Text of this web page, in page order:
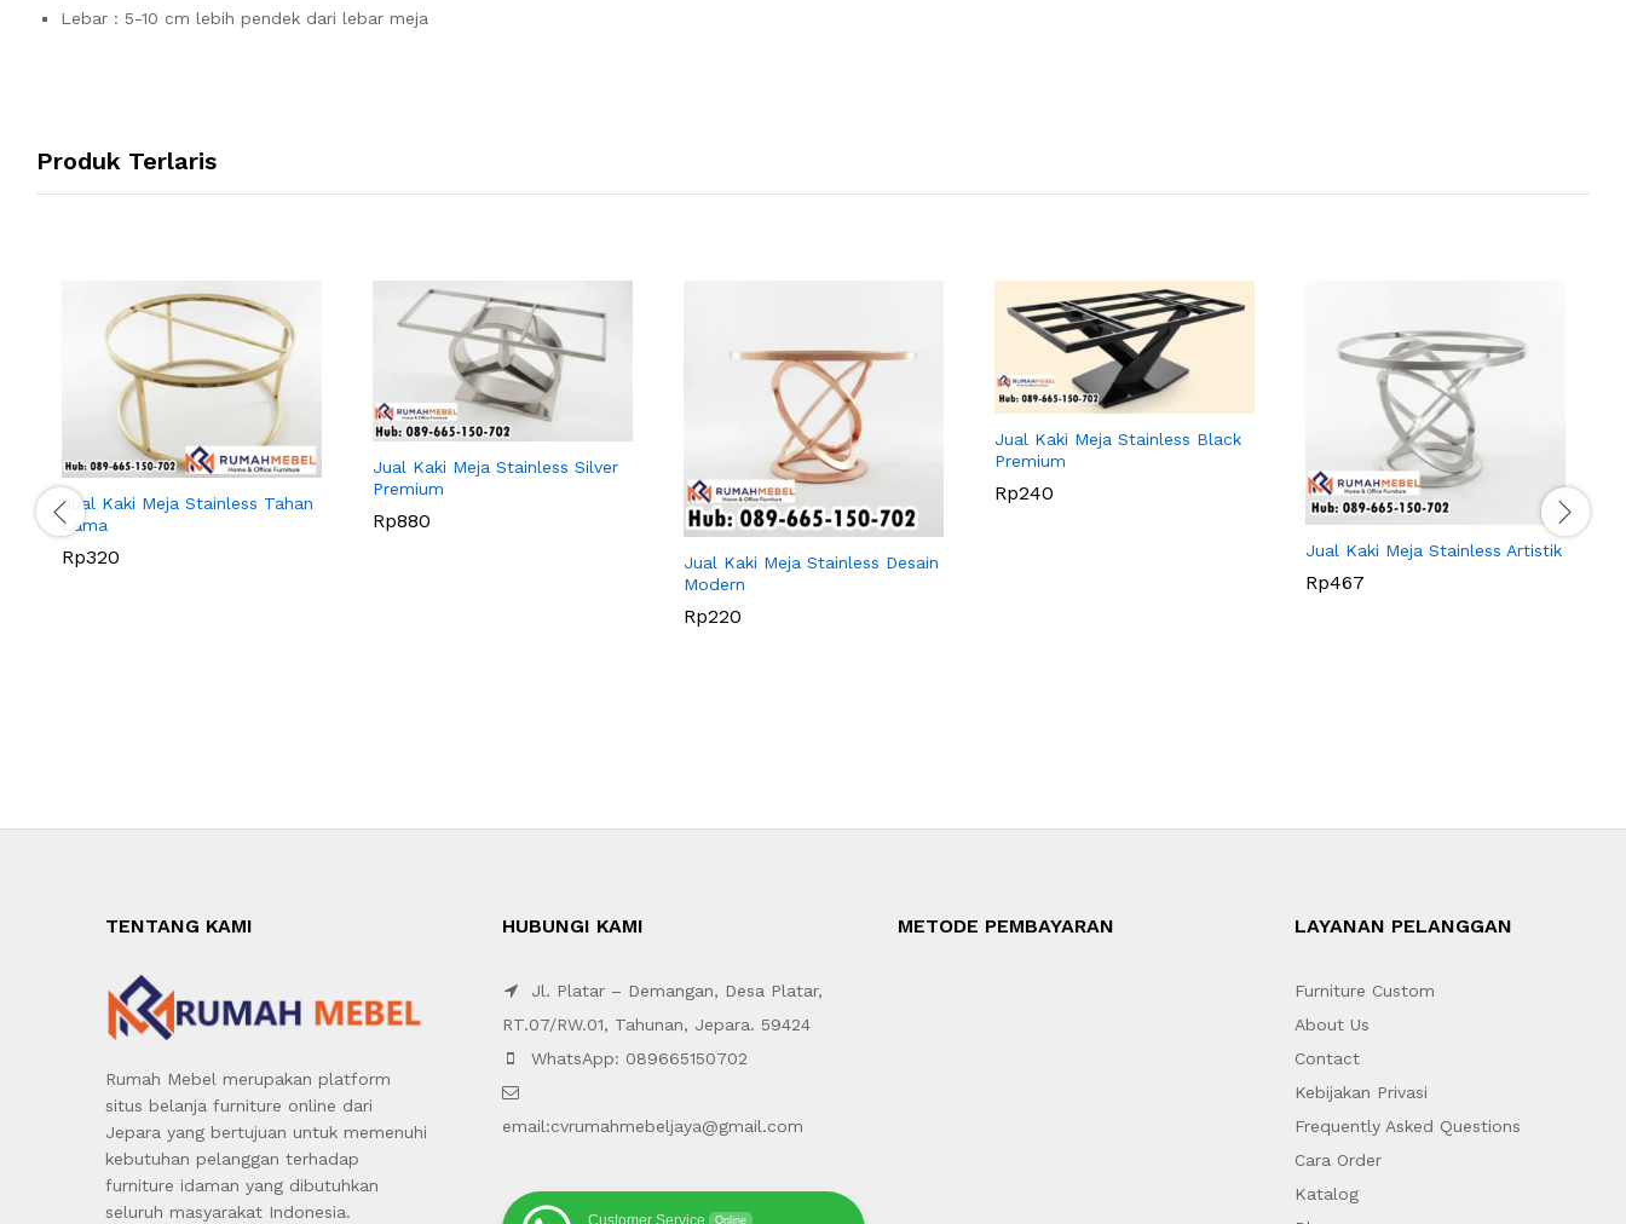
Lebar : 5-10 cm lebih pendek dari lebar meja
Produk Terlaris
Jual Kaki Meja Stainless Tahan
Lama
Rp320
Jual Kaki Meja Stainless Silver
Premium
Rp880
Jual Kaki Meja Stainless Desain
Modern
Rp220
Jual Kaki Meja Stainless Black
Premium
Rp240
Jual Kaki Meja Stainless Artistik
Rp467
TENTANG KAMI
Rumah Mebel merupakan platform
situs belanja furniture online dari
Jepara yang bertujuan untuk memenuhi
kebutuhan pelanggan terhadap
furniture idaman yang dibutuhkan
seluruh masyarakat Indonesia.
HUBUNGI KAMI
Jl. Platar – Demangan, Desa Platar,
RT.07/RW.01, Tahunan, Jepara. 59424
WhatsApp: 089665150702
email:cvrumahmebeljaya@gmail.com
Online
METODE PEMBAYARAN LAYANAN PELANGGAN
Furniture Custom
About Us
Contact
Kebijakan Privasi
Frequently Asked Questions
Cara Order
Katalog